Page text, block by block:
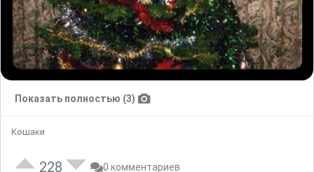
Показать полностью (3)
Кошаки
228 0 комментариев